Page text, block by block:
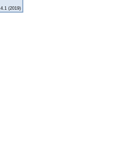
(2019)